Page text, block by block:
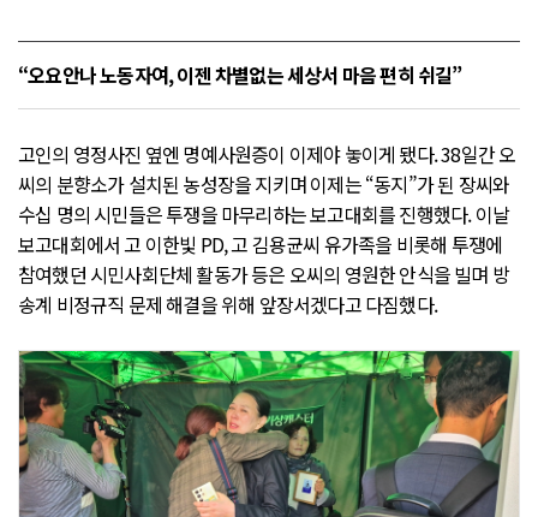
“오요안나 노동자여, 이젠 차별없는 세상서 마음 편히 쉬길”
고인의 영정사진 옆엔 명예사원증이 이제야 놓이게 됐다. 38일간 오
씨의 분향소가 설치된 농성장을 지키며 이제는 “동지”가 된 장씨와
수십 명의 시민들은 투쟁을 마무리하는 보고대회를 진행했다. 이날
보고대회에서 고 이한빛 PD, 고 김용균씨 유가족을 비롯해 투쟁에
참여했던 시민사회단체 활동가 등은 오씨의 영원한 안식을 빌며 방
송계 비정규직 문제 해결을 위해 앞장서겠다고 다짐했다.